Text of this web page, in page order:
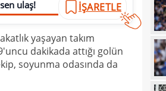
ulaş! İŞARETLE
yaşayan takım
dakikada attığı golün
soyunma odasında da
Rulli